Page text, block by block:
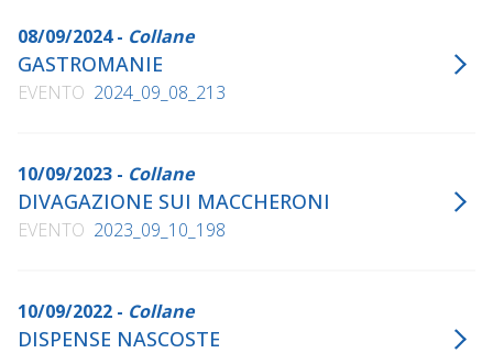
08/09/2024 - Collane
GASTROMANIE
EVENTO 2024_09_08_213
10/09/2023 - Collane
DIVAGAZIONE SUI MACCHERONI
EVENTO 2023_09_10_198
10/09/2022 - Collane
DISPENSE NASCOSTE